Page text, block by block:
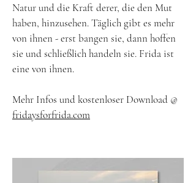
Natur und die Kraft derer, die den Mut
haben, hinzusehen. Täglich gibt es mehr
von ihnen - erst bangen sie, dann hoffen
sie und schließlich handeln sie. Frida ist
eine von ihnen.
Mehr Infos und kostenloser Download @
fridaysforfrida.com